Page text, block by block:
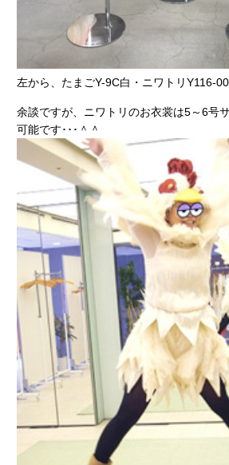
左から、たまごY-9C白・ニワトリY116-
余談ですが、ニワトリのお衣裳は5～6号
可能です･･･＾＾